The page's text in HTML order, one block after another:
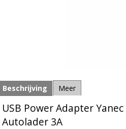
Beschrijving Meer
USB Power Adapter
Autolader 3A